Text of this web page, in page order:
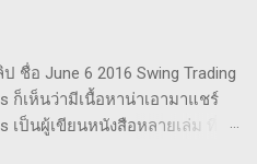
ก็ต้องตัดขาดทุนตามระบบแล้ว
ว ไม่สนใจต่อความผันผวนของ
อย่างวอเรน บัฟเฟต์ บอกว่า "คุณ
ดหุ้น นอกเสียจากจะสามารถนั่ง
ชื่อ June 6 2016 Swing Trading
ก็เห็นว่ามีเนื้อหาน่าเอามาแชร์
เป็นผู้เขียนหนังสือหลายเล่ม ที่ดัๆ